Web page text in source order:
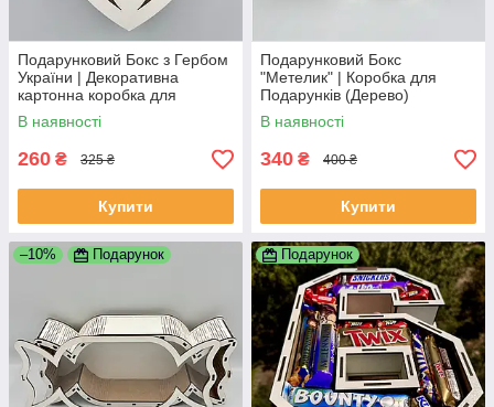
Подарунковий Бокс з Гербом
України | Декоративна
картонна коробка для
подарунків | Біла
В наявності
260 ₴ 325 ₴
Купити
Подарунковий Бокс
"Метелик" | Коробка для
Подарунків (Дерево)
В наявності
340 ₴ 400 ₴
Купити
–10% Подарунок Подарунок